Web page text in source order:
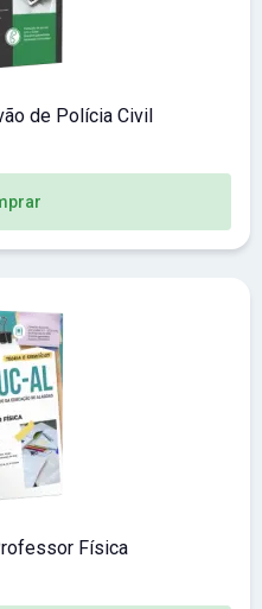
de Polícia Civil
Física